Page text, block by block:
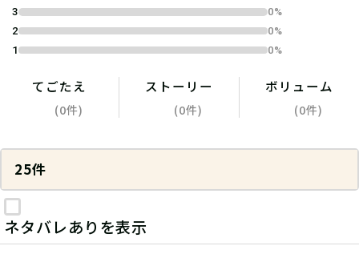
3
0%
2
0%
1
0%
てごたえ
(0件)
ストーリー
(0件)
ボリューム
(0件)
25件
ネタバレありを表示